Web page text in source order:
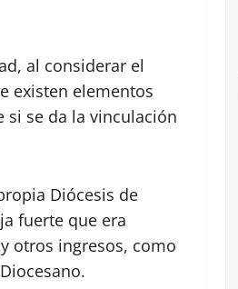
al considerar el
existen elementos
si se da la vinculación
Diócesis de
fuerte que era
otros ingresos, como